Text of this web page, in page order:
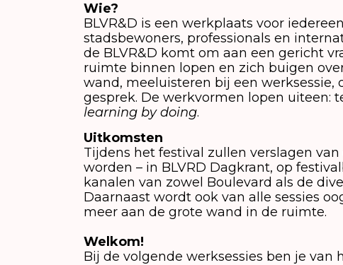
Wie?
BLVR&D is een werkplaats voor
stadsbewoners, professionals en
de BLVR&D komt om aan een gericht
ruimte binnen lopen en zich buigen
wand, meeluisteren bij een werksessie,
gesprek. De werkvormen lopen uiteen:
learning by doing.
Uitkomsten
Tijdens het festival zullen verslagen
worden – in BLVRD Dagkrant, op
kanalen van zowel Boulevard als de
Daarnaast wordt ook van alle sessies
meer aan de grote wand in de ruimte.
Welkom!
Bij de volgende werksessies ben je